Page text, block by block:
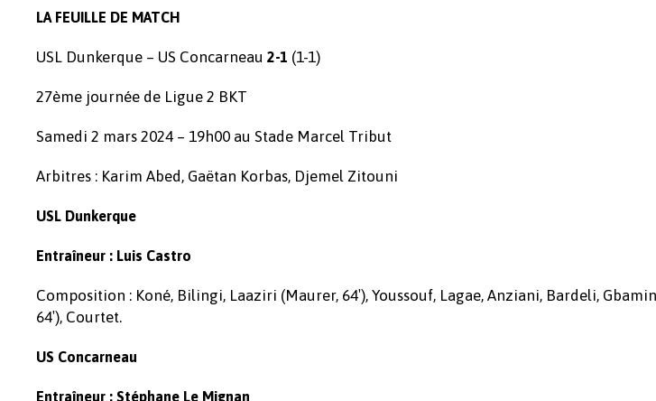
LA FEUILLE DE MATCH
USL Dunkerque – US Concarneau 2-1 (1-1)
27ème journée de Ligue 2 BKT
Samedi 2 mars 2024 – 19h00 au Stade Marcel Tribut
Arbitres : Karim Abed, Gaëtan Korbas, Djemel Zitouni
USL Dunkerque
Entraîneur : Luis Castro
Composition : Koné, Bilingi, Laaziri (Maurer, 64′), Youssouf, Lagae, Anziani, Bardeli,
64′), Courtet.
US Concarneau
Entraîneur : Stéphane Le Mignan